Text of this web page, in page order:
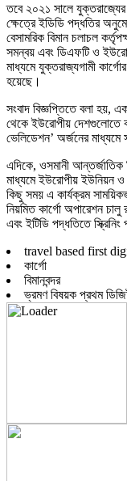
তবে ২০২১ সালেযুক্তরাজ্যের
ক্ষেত্রে ইডিডি পদ্ধতির
বেসামরিক বিমান চলাচল
সমন্বয় এবং ডিএফটি ও
মাধ্যমে যুক্তরাজ্যগামী
হয়েছে।
সংবাদ বিজ্ঞপ্তিতে বলা হয়,
থেকে ইউরোপীয় দেশগুলোতে
ভেলিডেশন’ অর্জনের মাধ্যমে
এদিকে, ওসমানী আন্তর্জাতিক
মাধ্যমে ইউরোপীয় ইউনিয়ন ও
কিছু সময় এ কার্যক্রম
নিয়মিত কার্গো অপারেশন
এবং ইটিডি পদ্ধতিতে স্ক্রিনিং
travel based first
কার্গো
বিমানবন্দর
ভ্রমণ বিষয়ক প্রথম